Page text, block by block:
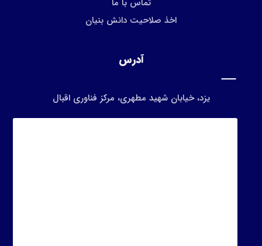
تماس با ما
اخذ صلاحیت دانش بنیان
آدرس
یزد، خیابان شهید مطهری، مرکز فناوری اقبال